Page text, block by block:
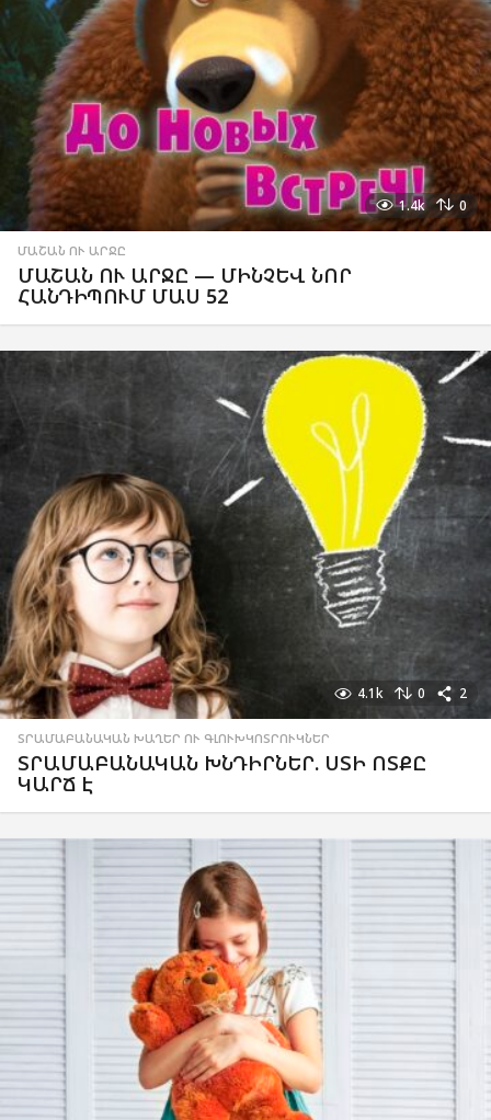
1.4k 0
ՄԱՇԱՆ ՈՒ ԱՐՋԸ
ՄԱՇԱՆ ՈՒ ԱՐՋԸ — ՄԻՆՉԵՎ ՆՈՐ
ՀԱՆԴԻՊՈՒՄ ՄԱՍ 52
4.1k 0 2
ՏՐԱՄԱԲԱՆԱԿԱՆ ԽԱՂԵՐ ՈՒ ԳԼՈՒԽԿՈՏՐՈՒԿՆԵՐ
ՏՐԱՄԱԲԱՆԱԿԱՆ ԽՆԴԻՐՆԵՐ. ՍՏԻ ՈՏՔԸ
ԿԱՐՃ Է